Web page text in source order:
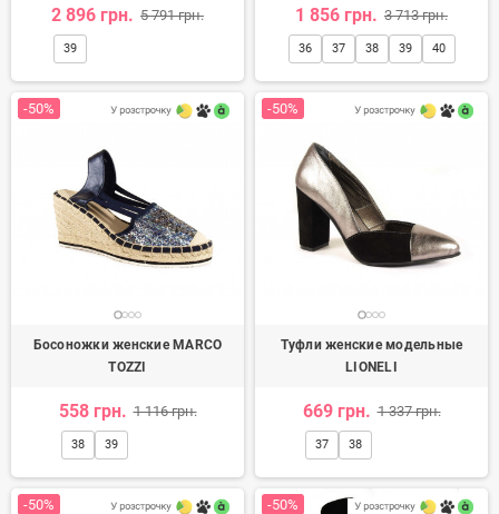
2 896 грн. 5 791 грн.
39
1 856 грн. 3 713 грн.
36 37 38 39 40
-50%
Босоножки женские MARCO
TOZZI
558 грн. 1 116 грн.
38 39
-50%
Туфли женские модельные
LIONELI
669 грн. 1 337 грн.
37 38
-50% -50%